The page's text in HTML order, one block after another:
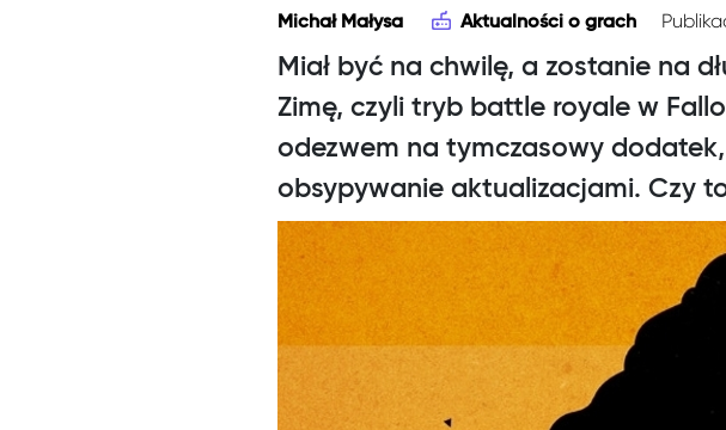
Michał Małysa Aktualności o grach
Miał być na chwilę, a zostanie na
Zimę, czyli tryb battle royale w
odezwem na tymczasowy
obsypywanie aktualizacjami. Czy